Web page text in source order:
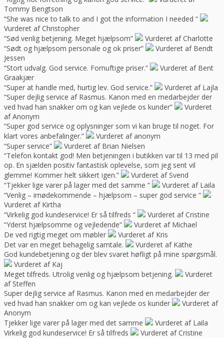
Tommy Bengtson
“She was nice to talk to and I got the information I needed “
Vurderet af Christopher
“Sød venlig betjening. Meget hjælpsom”
Vurderet af Charlotte
“Sødt og hjælpsom personale og ok priser”
Vurderet af Bendt
Jessen
“Stort udvalg. God service. Fornuftige priser.”
Vurderet af Bent
Graakjær
“Super at handle med, hurtig lev. God service.”
Vurderet af Lajla
“Super dejlig service af Rasmus. Kanon med en medarbejder der
ved hvad han snakker om og kan vejlede os kunder”
Vurderet
af Anonym
“Super god service og oplysninger som vi kan bruge til noget. For
klart vores anbefalinger.”
Vurderet af anonym
“Super service”
Vurderet af Brian Nielsen
“Telefon kontakt god! Men betjeningen i butikken var til 13 med pil
op. En sjælden positiv fantastisk oplevelse, som jeg sent vil
glemme! Kommer helt sikkert igen.”
Vurderet af Svend
“Tjekker lige varer på lager med det samme “
Vurderet af Laila
“Venlig – imødekommende – hjælpsom – super god service “
Vurderet af Kirtha
“Virkelig god kundeservice! Er så tilfreds “
Vurderet af Cristine
“Yderst hjælpsomme og vejledende”
Vurderet af Michael
De ved rigtig meget om møbler
Vurderet af Kris
Det var en meget behagelig samtale.
Vurderet af Käthe
God kundebetjening og der blev svaret høfligt på mine spørgsmål.
Vurderet af Kaj
Meget tilfreds. Utrolig venlig og hjælpsom betjening.
Vurderet
af Steffen
Super dejlig service af Rasmus. Kanon med en medarbejder der
ved hvad han snakker om og kan vejlede os kunder
Vurderet af
Anonym
Tjekker lige varer på lager med det samme
Vurderet af Laila
Virkelig god kundeservice! Er så tilfreds
Vurderet af Cristine